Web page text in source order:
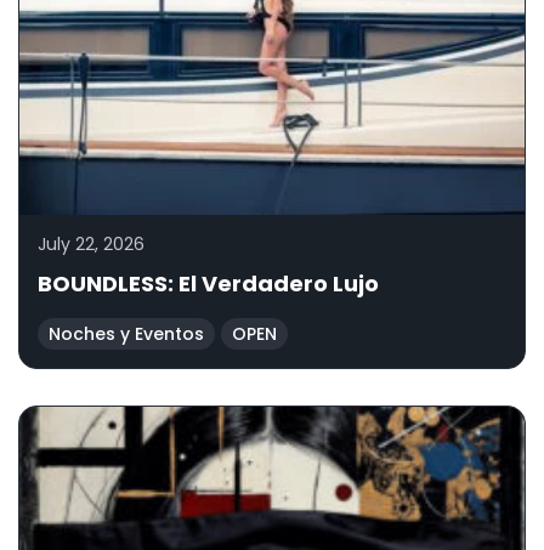
July 22, 2026
BOUNDLESS: El Verdadero Lujo
Noches y Eventos OPEN